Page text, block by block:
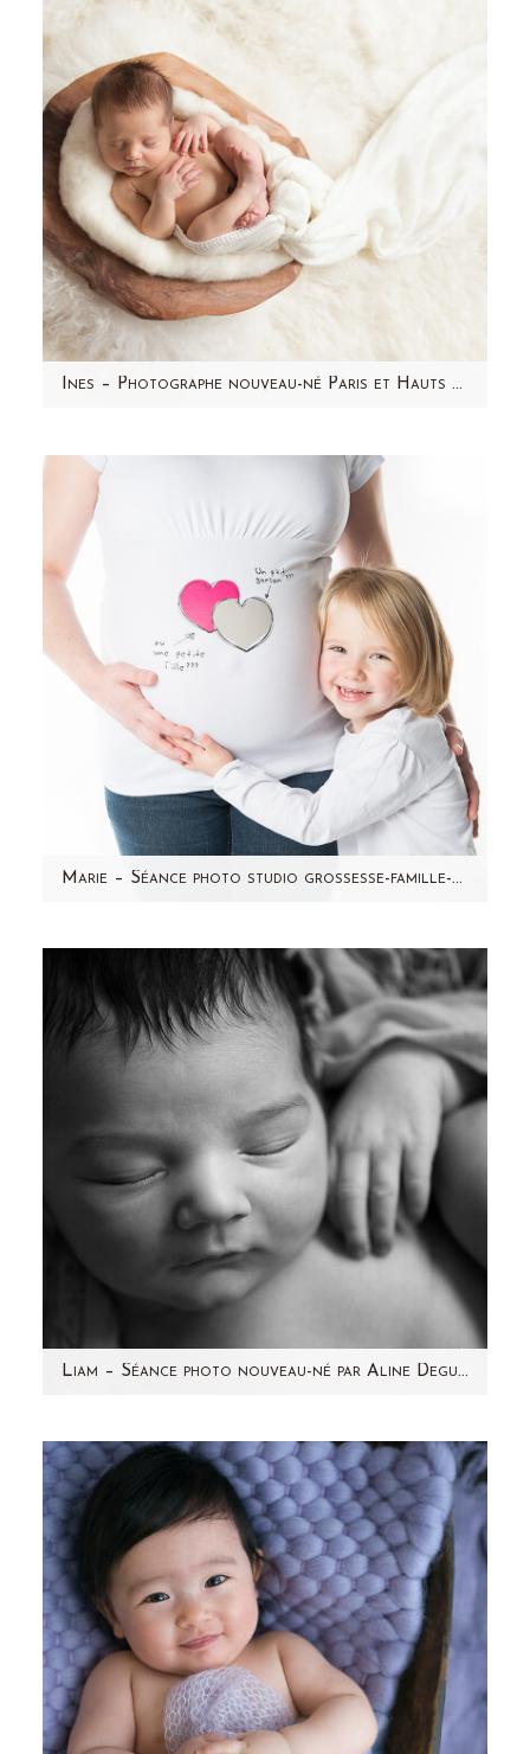
J'ai choisi de faire appel…
Ines – Photographe nouveau-né Paris et Hauts de Seine (92) – Aline Deguy
d'Inès réalisées en Février 2015. C'est une
Marie – Séance photo studio grossesse-famille-enfant par Aline Deguy Photographe Paris
venue me voir en Décembre pour
photographier la grossesse de…
Liam – Séance photo nouveau-né par Aline Deguy Photographe Paris et 92
Un joli nouveau-né métissé avec de jolis
cheveux…